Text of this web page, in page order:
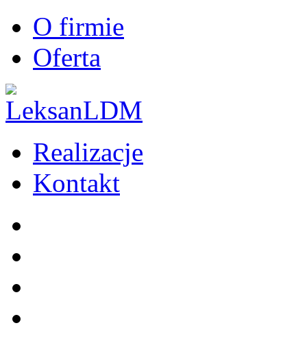
O firmie
Oferta
Realizacje
Kontakt